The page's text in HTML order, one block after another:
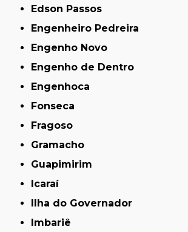
Edson Passos
Engenheiro Pedreira
Engenho Novo
Engenho de Dentro
Engenhoca
Fonseca
Fragoso
Gramacho
Guapimirim
Icaraí
Ilha do Governador
Imbariê